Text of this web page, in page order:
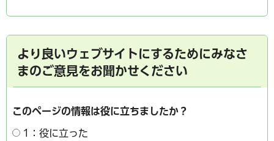
より良いウェブサイトにするためにみなさ
まのご意見をお聞かせください
このページの情報は役に立ちましたか？
1：役に立った